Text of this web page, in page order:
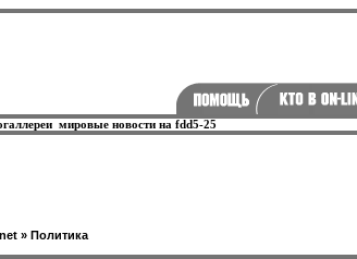
мировые новости на fdd5-25
» Политика